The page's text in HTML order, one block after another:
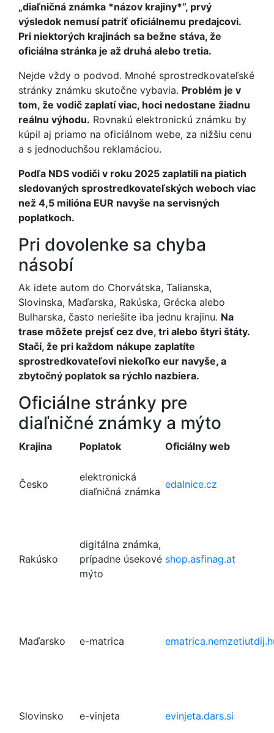
„diaľničná známka *názov krajiny*“, prvý
výsledok nemusí patriť oficiálnemu predajcovi.
Pri niektorých krajinách sa bežne stáva, že
oficiálna stránka je až druhá alebo tretia.
Nejde vždy o podvod. Mnohé sprostredkovateľské
stránky známku skutočne vybavia. Problém je v
tom, že vodič zaplatí viac, hoci nedostane žiadnu
reálnu výhodu. Rovnakú elektronickú známku by
kúpil aj priamo na oficiálnom webe, za nižšiu cenu
a s jednoduchšou reklamáciou.
Podľa NDS vodiči v roku 2025 zaplatili na piatich
sledovaných sprostredkovateľských weboch viac
než 4,5 milióna EUR navyše na servisných
poplatkoch.
Pri dovolenke sa chyba
násobí
Ak idete autom do Chorvátska, Talianska,
Slovinska, Maďarska, Rakúska, Grécka alebo
Bulharska, často neriešite iba jednu krajinu. Na
trase môžete prejsť cez dve, tri alebo štyri štáty.
Stačí, že pri každom nákupe zaplatíte
sprostredkovateľovi niekoľko eur navyše, a
zbytočný poplatok sa rýchlo nazbiera.
Oficiálne stránky pre
diaľničné známky a mýto
Krajina Poplatok Oficiálny web
Česko
elektronická
diaľničná známka
edalnice.cz
Rakúsko
digitálna známka,
prípadne úsekové
mýto
shop.asfinag.at
Maďarsko e-matrica
Slovinsko e-vinjeta evinjeta.dars.si